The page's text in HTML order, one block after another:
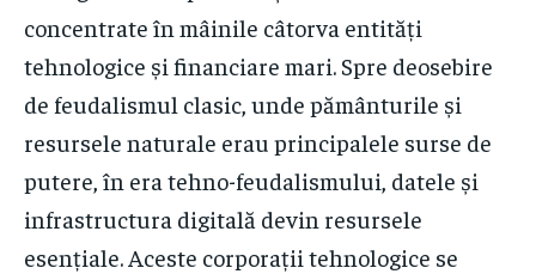
concentrate în mâinile câtorva entități
tehnologice și financiare mari. Spre deosebire
de feudalismul clasic, unde pământurile și
resursele naturale erau principalele surse de
putere, în era tehno-feudalismului, datele și
infrastructura digitală devin resursele
esențiale. Aceste corporații tehnologice se